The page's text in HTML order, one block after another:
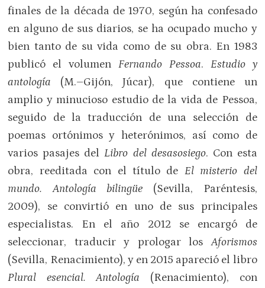
finales de la década de 1970, según ha confesado
en alguno de sus diarios, se ha ocupado mucho y
bien tanto de su vida como de su obra. En 1983
publicó el volumen Fernando Pessoa. Estudio y
antología (M.–Gijón, Júcar), que contiene un
amplio y minucioso estudio de la vida de Pessoa,
seguido de la traducción de una selección de
poemas ortónimos y heterónimos, así como de
varios pasajes delLibro del desasosiego. Con esta
obra, reeditada con el título de El misterio del
mundo. Antología bilingüe (Sevilla, Paréntesis,
2009), se convirtió en uno de sus principales
especialistas. En el año 2012 se encargó de
seleccionar, traducir y prologar losAforismos
(Sevilla, Renacimiento), y en 2015 apareció el libro
Plural esencial. Antología (Renacimiento), con